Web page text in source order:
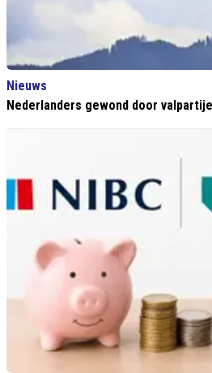
Nieuws
Nederlanders gewond door